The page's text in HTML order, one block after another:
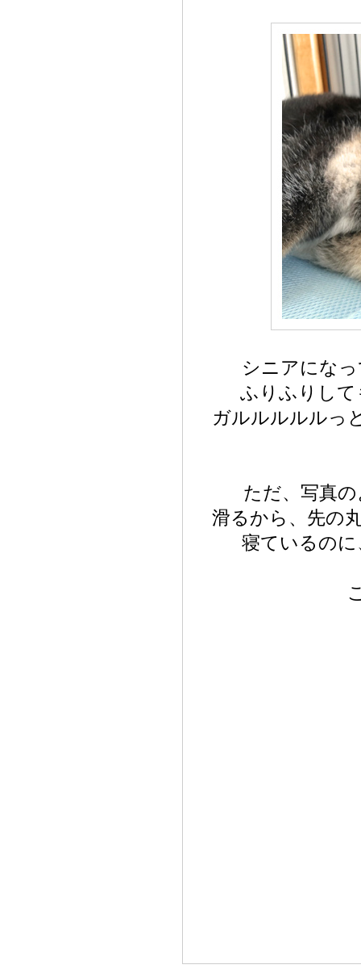
シニアにな
ふりふりし
ガルルルルルっ
ただ、写真
滑るから、先の
寝ているの